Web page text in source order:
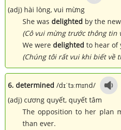
(adj) hài lòng, vui mừng
She was delighted by the
(Cô vui mừng trước thông tin
We were delighted to hear of
(Chúng tôi rất vui khi biết về
6. determined /dɪˈtɜːmɪnd/
(adj) cương quyết, quyết tâm
The opposition to her plan
than ever.